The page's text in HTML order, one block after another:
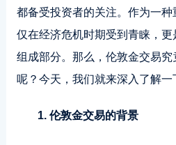
都备受投资者的关注。作为一
仅在经济危机时期受到青睐，
组成部分。那么，伦敦金交易究
呢？今天，我们就来深入了解一
1. 伦敦金交易的背景